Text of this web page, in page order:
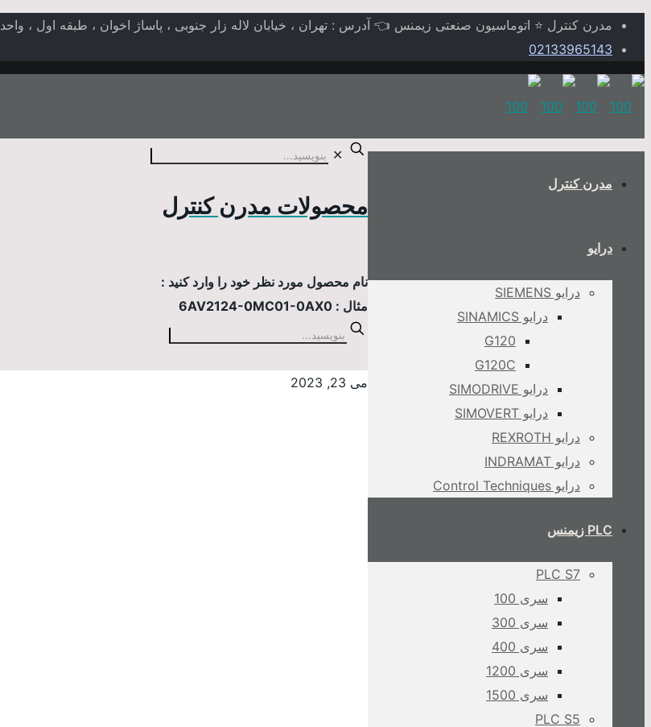
مدرن کنترل ⭐ اتوماسیون صنعتی زیمنس 👈 آدرس : تهران ، خیابان لاله زار جنوبی ، پاساژ اخوان ، طبقه اول ، واحد ۳۳ .
02133965143
مدرن کنترل
درایو
درایو SIEMENS
درایو SINAMICS
G120
G120C
درایو SIMODRIVE
درایو SIMOVERT
درایو REXROTH
درایو INDRAMAT
درایو Control Techniques
PLC زیمنس
PLC S7
سری 100
سری 300
سری 400
سری 1200
سری 1500
PLC S5
✕
محصولات مدرن کنترل
نام محصول مورد نظر خود را وارد کنید :
مثال : 6AV2124-0MC01-0AX0
می 23, 2023